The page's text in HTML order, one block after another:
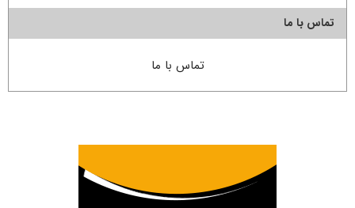
تماس با ما
تماس با ما